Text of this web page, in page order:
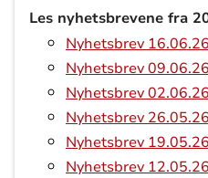
Les nyhetsbrevene fra
Nyhetsbrev 16.06.26
Nyhetsbrev 09.06.26
Nyhetsbrev 02.06.26
Nyhetsbrev 26.05.26
Nyhetsbrev 19.05.26
Nyhetsbrev 12.05.26